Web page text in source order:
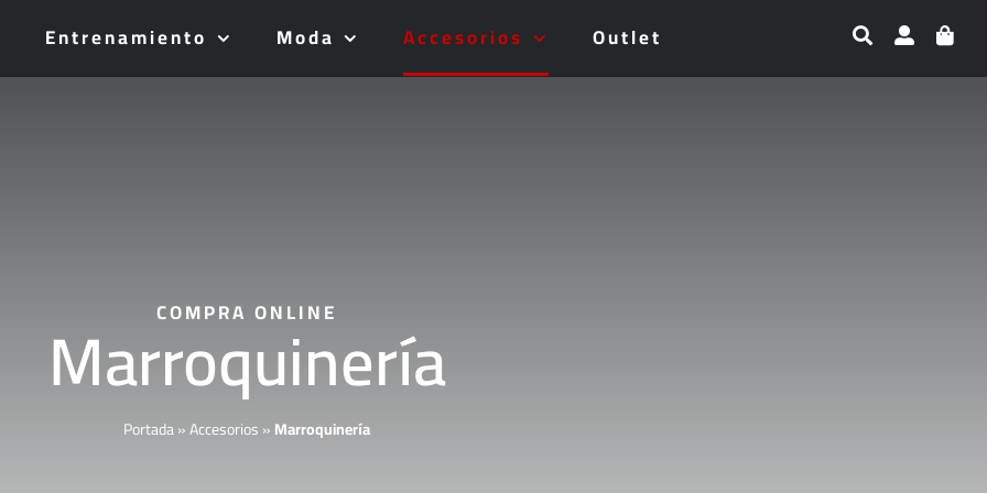
Entrenamiento Moda Accesorios Outlet
COMPRA ONLINE
Marroquinería
Portada»Accesorios»Marroquinería